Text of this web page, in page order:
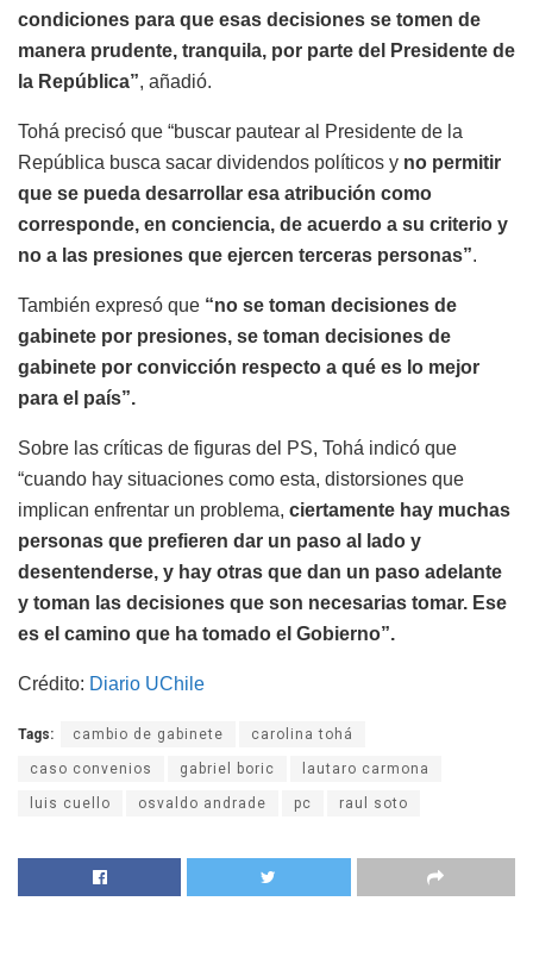
condiciones para que esas decisiones se tomen de
manera prudente, tranquila, por parte del Presidente de
la República”, añadió.
Tohá precisó que “buscar pautear al Presidente de la
República busca sacar dividendos políticos y no permitir
que se pueda desarrollar esa atribución como
corresponde, en conciencia, de acuerdo a su criterio y
no a las presiones que ejercen terceras personas”.
También expresó que “no se toman decisiones de
gabinete por presiones, se toman decisiones de
gabinete por convicción respecto a qué es lo mejor
para el país”.
Sobre las críticas de figuras del PS, Tohá indicó que
“cuando hay situaciones como esta, distorsiones que
implican enfrentar un problema, ciertamente hay muchas
personas que prefieren dar un paso al lado y
desentenderse, y hay otras que dan un paso adelante
y toman las decisiones que son necesarias tomar. Ese
es el camino que ha tomado el Gobierno”.
Crédito: Diario UChile
Tags: cambio de gabinete carolina tohá
caso convenios gabriel boric lautaro carmona
luis cuello osvaldo andrade pc raul soto